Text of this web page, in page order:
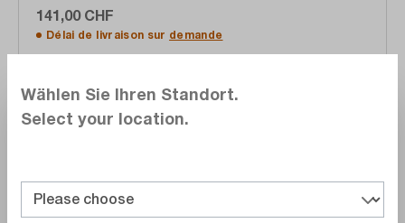
141,00 CHF
Délai de livraison sur demande
Noter
Wählen Sie Ihren Standort.
Select your location.